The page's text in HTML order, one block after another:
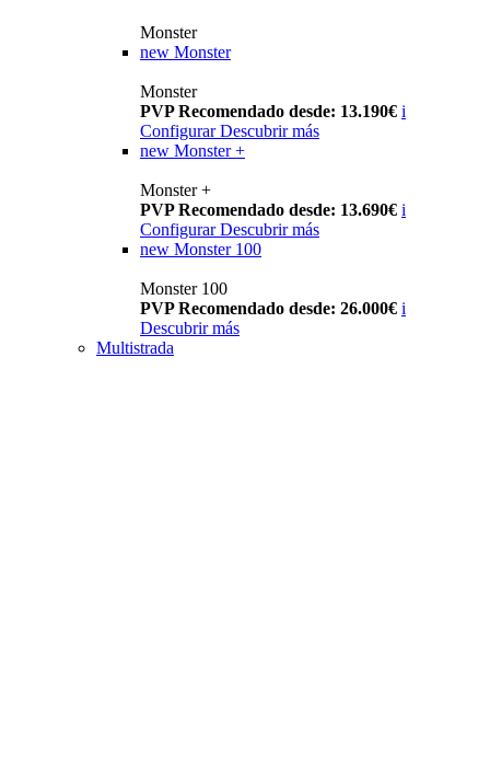
Monster
new Monster
Monster
PVP Recomendado desde: 13.190€ i
Configurar Descubrir más
new Monster +
Monster +
PVP Recomendado desde: 13.690€ i
Configurar Descubrir más
new Monster 100
Monster 100
PVP Recomendado desde: 26.000€ i
Descubrir más
Multistrada